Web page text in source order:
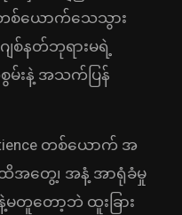
တစ်ယောက်သေသွား
နတ်ဘုရားမရဲ့
မ်းနဲ့ အသက်ပြန်
တစ်ယောက် အ
အတွေ့၊ အနံ့ အာရုံခံမှု
တော့ဘဲ ထူးခြား